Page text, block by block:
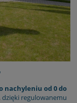
nachyleniu od 0 do
dzięki regulowanemu